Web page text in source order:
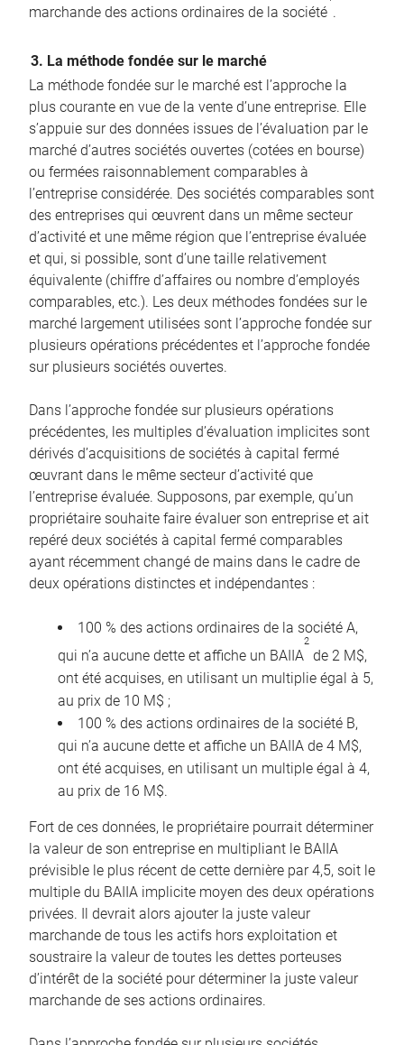
marchande des actions ordinaires de la société .
3. La méthode fondée sur le marché
La méthode fondée sur le marché est l’approche la
plus courante en vue de la vente d’une entreprise. Elle
s’appuie sur des données issues de l’évaluation par le
marché d’autres sociétés ouvertes (cotées en bourse)
ou fermées raisonnablement comparables à
l’entreprise considérée. Des sociétés comparables sont
des entreprises qui œuvrent dans un même secteur
d’activité et une même région que l’entreprise évaluée
et qui, si possible, sont d’une taille relativement
équivalente (chiffre d’affaires ou nombre d’employés
comparables, etc.). Les deux méthodes fondées sur le
marché largement utilisées sont l’approche fondée sur
plusieurs opérations précédentes et l’approche fondée
sur plusieurs sociétés ouvertes.
Dans l’approche fondée sur plusieurs opérations
précédentes, les multiples d’évaluation implicites sont
dérivés d’acquisitions de sociétés à capital fermé
œuvrant dans le même secteur d’activité que
l’entreprise évaluée. Supposons, par exemple, qu’un
propriétaire souhaite faire évaluer son entreprise et ait
repéré deux sociétés à capital fermé comparables
ayant récemment changé de mains dans le cadre de
deux opérations distinctes et indépendantes :
100 % des actions ordinaires de la société A,
qui n’a aucune dette et affiche un BAIIA
2
de 2 M$,
ont été acquises, en utilisant un multiplie égal à 5,
au prix de 10 M$ ;
100 % des actions ordinaires de la société B,
qui n’a aucune dette et affiche un BAIIA de 4 M$,
ont été acquises, en utilisant un multiple égal à 4,
au prix de 16 M$.
Fort de ces données, le propriétaire pourrait déterminer
la valeur de son entreprise en multipliant le BAIIA
prévisible le plus récent de cette dernière par 4,5, soit le
multiple du BAIIA implicite moyen des deux opérations
privées. Il devrait alors ajouter la juste valeur
marchande de tous les actifs hors exploitation et
soustraire la valeur de toutes les dettes porteuses
d’intérêt de la société pour déterminer la juste valeur
marchande de ses actions ordinaires.